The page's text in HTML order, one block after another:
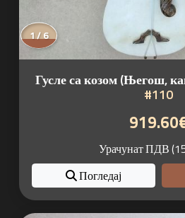
1 / 6
Гусле са козом (Његош,
#110
Урачунат ПДВ
Погледај